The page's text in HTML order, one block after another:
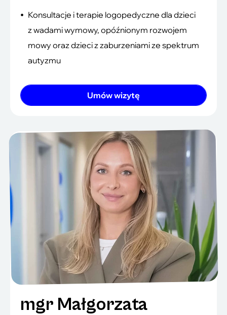
Konsultacje i terapie logopedyczne dla dzieci
z wadami wymowy, opóźnionym rozwojem
mowy oraz dzieci z zaburzeniami ze spektrum
autyzmu
Umów wizytę
mgr Małgorzata